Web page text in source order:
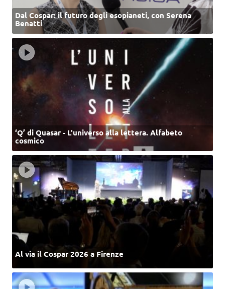
Dal Cospar: il futuro degli esopianeti, con Serena
Benatti
‘Q’ di Quasar - L'universo alla lettera. Alfabeto
cosmico
Al via il Cospar 2026 a Firenze